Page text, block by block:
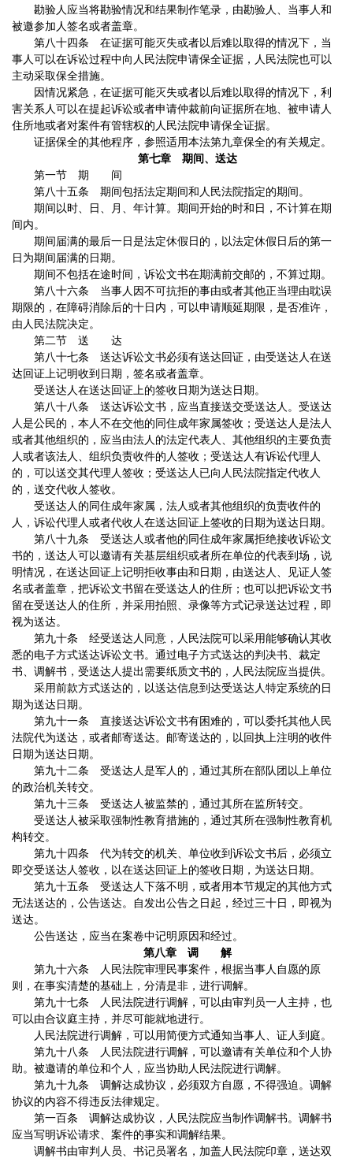
勘验人应当将勘验情况和结果制作笔录，由勘验人、当事人和
被邀参加人签名或者盖章。
第八十四条 在证据可能灭失或者以后难以取得的情况下，当
事人可以在诉讼过程中向人民法院申请保全证据，人民法院也可以
主动采取保全措施。
因情况紧急，在证据可能灭失或者以后难以取得的情况下，利
害关系人可以在提起诉讼或者申请仲裁前向证据所在地、被申请人
住所地或者对案件有管辖权的人民法院申请保全证据。
证据保全的其他程序，参照适用本法第九章保全的有关规定。
第七章 期间、送达
第一节 期 间
第八十五条 期间包括法定期间和人民法院指定的期间。
期间以时、日、月、年计算。期间开始的时和日，不计算在期
间内。
期间届满的最后一日是法定休假日的，以法定休假日后的第一
日为期间届满的日期。
期间不包括在途时间，诉讼文书在期满前交邮的，不算过期。
第八十六条 当事人因不可抗拒的事由或者其他正当理由耽误
期限的，在障碍消除后的十日内，可以申请顺延期限，是否准许，
由人民法院决定。
第二节 送 达
第八十七条 送达诉讼文书必须有送达回证，由受送达人在送
达回证上记明收到日期，签名或者盖章。
受送达人在送达回证上的签收日期为送达日期。
第八十八条 送达诉讼文书，应当直接送交受送达人。受送达
人是公民的，本人不在交他的同住成年家属签收；受送达人是法人
或者其他组织的，应当由法人的法定代表人、其他组织的主要负责
人或者该法人、组织负责收件的人签收；受送达人有诉讼代理人
的，可以送交其代理人签收；受送达人已向人民法院指定代收人
的，送交代收人签收。
受送达人的同住成年家属，法人或者其他组织的负责收件的
人，诉讼代理人或者代收人在送达回证上签收的日期为送达日期。
第八十九条 受送达人或者他的同住成年家属拒绝接收诉讼文
书的，送达人可以邀请有关基层组织或者所在单位的代表到场，说
明情况，在送达回证上记明拒收事由和日期，由送达人、见证人签
名或者盖章，把诉讼文书留在受送达人的住所；也可以把诉讼文书
留在受送达人的住所，并采用拍照、录像等方式记录送达过程，即
视为送达。
第九十条 经受送达人同意，人民法院可以采用能够确认其收
悉的电子方式送达诉讼文书。通过电子方式送达的判决书、裁定
书、调解书，受送达人提出需要纸质文书的，人民法院应当提供。
采用前款方式送达的，以送达信息到达受送达人特定系统的日
期为送达日期。
第九十一条 直接送达诉讼文书有困难的，可以委托其他人民
法院代为送达，或者邮寄送达。邮寄送达的，以回执上注明的收件
日期为送达日期。
第九十二条 受送达人是军人的，通过其所在部队团以上单位
的政治机关转交。
第九十三条 受送达人被监禁的，通过其所在监所转交。
受送达人被采取强制性教育措施的，通过其所在强制性教育机
构转交。
第九十四条 代为转交的机关、单位收到诉讼文书后，必须立
即交受送达人签收，以在送达回证上的签收日期，为送达日期。
第九十五条 受送达人下落不明，或者用本节规定的其他方式
无法送达的，公告送达。自发出公告之日起，经过三十日，即视为
送达。
公告送达，应当在案卷中记明原因和经过。
第八章 调 解
第九十六条 人民法院审理民事案件，根据当事人自愿的原
则，在事实清楚的基础上，分清是非，进行调解。
第九十七条 人民法院进行调解，可以由审判员一人主持，也
可以由合议庭主持，并尽可能就地进行。
人民法院进行调解，可以用简便方式通知当事人、证人到庭。
第九十八条 人民法院进行调解，可以邀请有关单位和个人协
助。被邀请的单位和个人，应当协助人民法院进行调解。
第九十九条 调解达成协议，必须双方自愿，不得强迫。调解
协议的内容不得违反法律规定。
第一百条 调解达成协议，人民法院应当制作调解书。调解书
应当写明诉讼请求、案件的事实和调解结果。
调解书由审判人员、书记员署名，加盖人民法院印章，送达双